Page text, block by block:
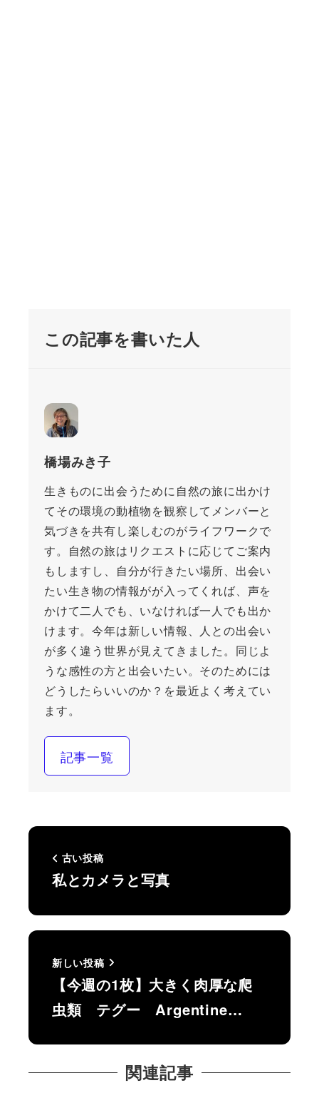
この記事を書いた人
橋場みき子
生きものに出会うために自然の旅に出かけ
てその環境の動植物を観察してメンバーと
気づきを共有し楽しむのがライフワークで
す。自然の旅はリクエストに応じてご案内
もしますし、自分が行きたい場所、出会い
たい生き物の情報がが入ってくれば、声を
かけて二人でも、いなければ一人でも出か
けます。今年は新しい情報、人との出会い
が多く違う世界が見えてきました。同じよ
うな感性の方と出会いたい。そのためには
どうしたらいいのか？を最近よく考えてい
ます。
記事一覧
古い投稿
私とカメラと写真
新しい投稿
【今週の1枚】大きく肉厚な爬
虫類 テグー Argentine…
関連記事